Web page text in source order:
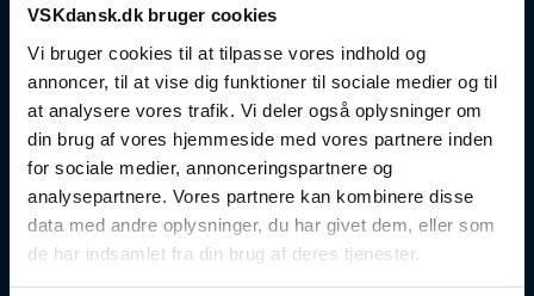
VSKdansk.dk bruger cookies
Vi bruger cookies til at tilpasse vores indhold og
annoncer, til at vise dig funktioner til sociale medier og til
at analysere vores trafik. Vi deler også oplysninger om
din brug af vores hjemmeside med vores partnere inden
for sociale medier, annonceringspartnere og
analysepartnere. Vores partnere kan kombinere disse
data med andre oplysninger, du har givet dem, eller som
de har indsamlet fra din brug af deres tjenester.
Danskuddannelse
FVU
Særlige kurser